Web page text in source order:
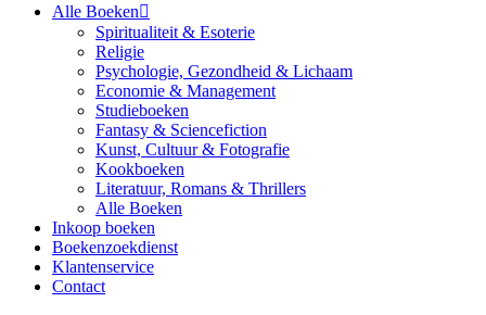
Alle Boeken
Spiritualiteit & Esoterie
Religie
Psychologie, Gezondheid & Lichaam
Economie & Management
Studieboeken
Fantasy & Sciencefiction
Kunst, Cultuur & Fotografie
Kookboeken
Literatuur, Romans & Thrillers
Alle Boeken
Inkoop boeken
Boekenzoekdienst
Klantenservice
Contact